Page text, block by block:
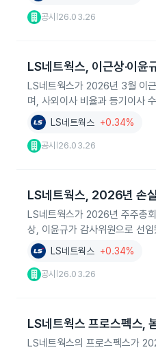
공시 26.03.26
LS네트웍스, 이근상·이윤
LS네트웍스가 2026년 3월 이
며, 사외이사 비율과 등기이사
LS네트웍스 +0.34%
공시 26.03.26
LS네트웍스, 2026년 손
LS네트웍스가 2026년 주주총
상, 이윤규가 감사위원으로 선
LS네트웍스 +0.34%
공시 26.03.26
LS네트웍스 프로스펙스,
LS네트웍스의 프로스펙스가